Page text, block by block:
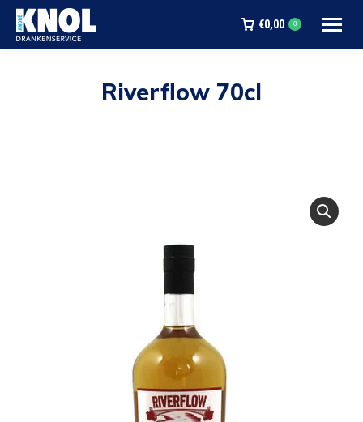
€0,00 0
Riverflow 70cl